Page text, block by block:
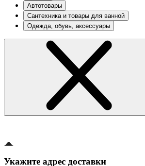
Автотовары
Сантехника и товары для ванной
Одежда, обувь, аксессуары
Укажите адрес доставки